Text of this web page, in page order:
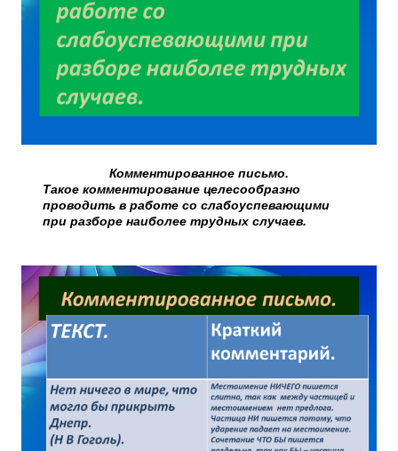
Комментированное письмо.
Такое комментирование целесообразно
проводить в работе со слабоуспевающими
при разборе наиболее трудных случаев.